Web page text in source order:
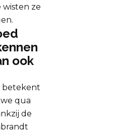
ze
ook
betekent
qua
de